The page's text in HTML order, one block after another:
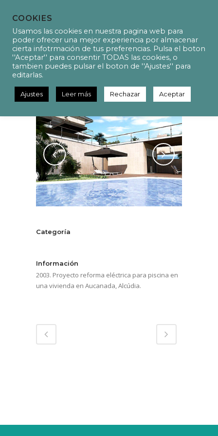
P3034 Proyecto reforma
eléctrica para piscina
Categoría
Información
2003. Proyecto reforma eléctrica para piscina en
una vivienda en Aucanada, Alcúdia.
COOKIES
Usamos las cookies en nuestra pagina web para
poder ofrecer una mejor experiencia por almacenar
cierta infotrmación de tus preferencias. Pulsa el boton
''Aceptar'' para consentir TODAS las cookies, o
tambien puedes pulsar el boton de ''Ajustes'' para
editarlas.
Ajustes Leer más Rechazar Aceptar